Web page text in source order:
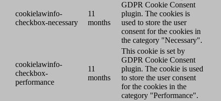
cookielawinfo-
checkbox-necessary
11
months
GDPR Cookie Consent
plugin. The cookies is
used to store the user
consent for the cookies in
the category "Necessary".
cookielawinfo-
checkbox-
performance
11
months
This cookie is set by
GDPR Cookie Consent
plugin. The cookie is used
to store the user consent
for the cookies in the
category "Performance".